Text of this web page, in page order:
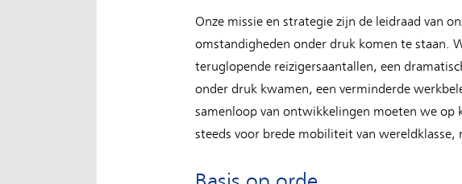
Onze missie en strategie zijn de leidraad van
omstandigheden onder druk komen te staan.
teruglopende reizigersaantallen, een
onder druk kwamen, een verminderde
samenloop van ontwikkelingen moeten we op
steeds voor brede mobiliteit van wereldklasse,